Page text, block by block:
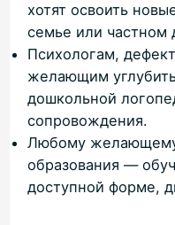
хотят освоить
семье или частном
Психологам,
желающим
дошкольной
сопровождения.
Любому желающему
образования —
доступной форме,